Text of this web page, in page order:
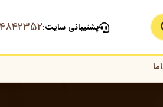
پشتیبانی سایت: